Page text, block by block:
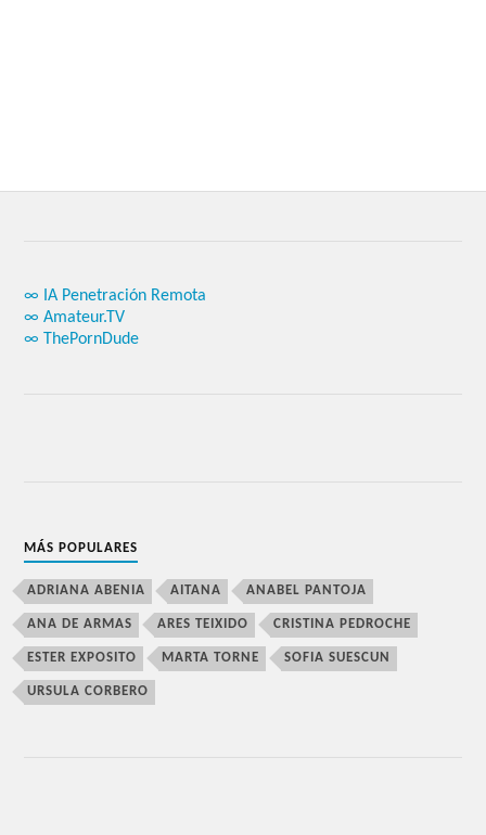
∞ IA Penetración Remota
∞ Amateur.TV
∞ ThePornDude
MÁS POPULARES
ADRIANA ABENIA AITANA ANABEL PANTOJA
ANA DE ARMAS ARES TEIXIDO CRISTINA PEDROCHE
ESTER EXPOSITO MARTA TORNE SOFIA SUESCUN
URSULA CORBERO